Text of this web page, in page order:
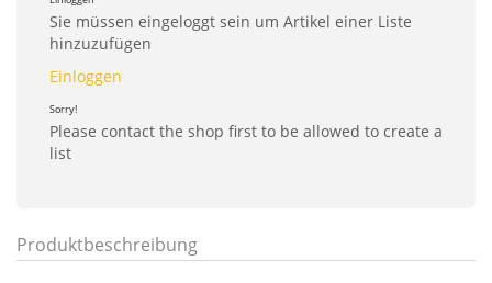
Sie müssen eingeloggt sein um Artikel einer Liste
hinzuzufügen
Einloggen
Sorry!
Please contact the shop first to be allowed to create a
list
Produktbeschreibung